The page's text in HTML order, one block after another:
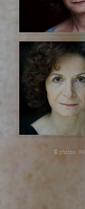
© photos :